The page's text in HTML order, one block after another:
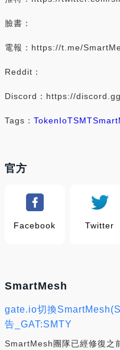
臉書：
電報：https://t.me/
Reddit：
Discord：https://
Tags： TokenIoTSMT
官方
Facebook Twitter
SmartMesh
gate.io切換
告_GAT:SMTY
SmartMesh團隊已經修復之